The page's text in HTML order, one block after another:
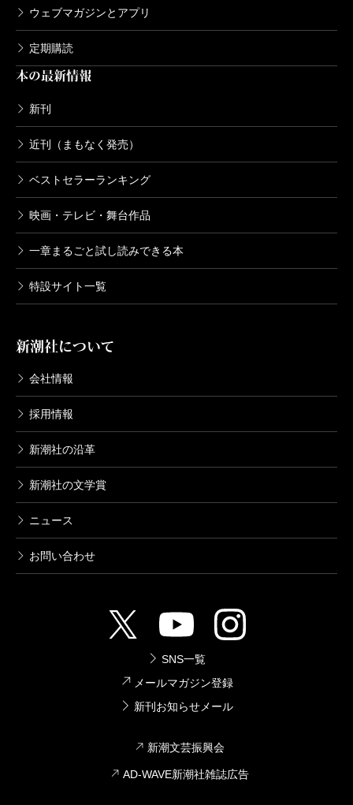
ウェブマガジンとアプリ
定期購読
本の最新情報
新刊
近刊（まもなく発売）
ベストセラーランキング
映画・テレビ・舞台作品
一章まるごと試し読みできる本
特設サイト一覧
新潮社について
会社情報
採用情報
新潮社の沿革
新潮社の文学賞
ニュース
お問い合わせ
SNS一覧
メールマガジン登録
新刊お知らせメール
新潮文芸振興会
AD-WAVE新潮社雑誌広告